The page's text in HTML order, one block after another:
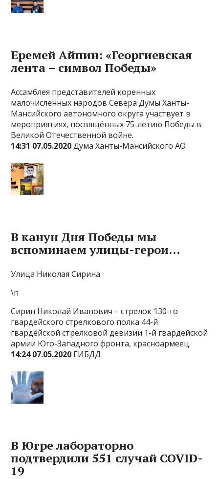
Еремей Айпин: «Георгиевская
лента – символ Победы»
Ассамблея представителей коренных
малочисленных народов Севера Думы Ханты-
Мансийского автономного округа участвует в
мероприятиях, посвящённых 75-летию Победы в
Великой Отечественной войне.
14:31 07.05.2020Дума Ханты-Мансийского АО
В канун Дня Победы мы
вспоминаем улицы-герои…
Улица Николая Сирина
\n
Сирин Николай Иванович – стрелок 130-го
гвардейского стрелкового полка 44-й
гвардейской стрелковой девизии 1-й гвардейской
армии Юго-Западного фронта, красноармеец.
14:24 07.05.2020 ГИБДД
В Югре лабораторно
подтвердили 551 случай COVID-
19